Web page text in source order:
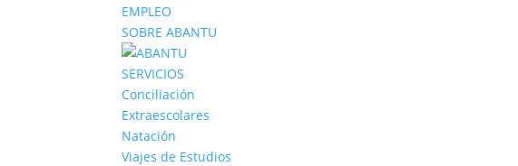
EMPLEO
SOBRE ABANTU
SERVICIOS
Conciliación
Extraescolares
Natación
Viajes de Estudios